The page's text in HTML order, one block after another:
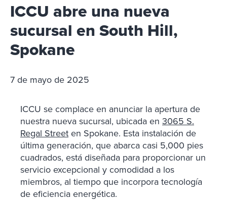
ICCU abre una nueva
sucursal en South Hill,
Spokane
7 de mayo de 2025
ICCU se complace en anunciar la apertura de
nuestra nueva sucursal, ubicada en 3065 S.
Regal Streeten Spokane. Esta instalación de
última generación, que abarca casi 5,000 pies
cuadrados, está diseñada para proporcionar un
servicio excepcional y comodidad a los
miembros, al tiempo que incorpora tecnología
de eficiencia energética.